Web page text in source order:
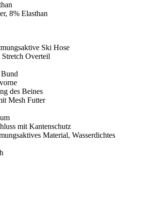
8% Elasthan
Ski Hose
Overteil
des Beines
Mesh Futter
mit Kantenschutz
Material, Wasserdichtes